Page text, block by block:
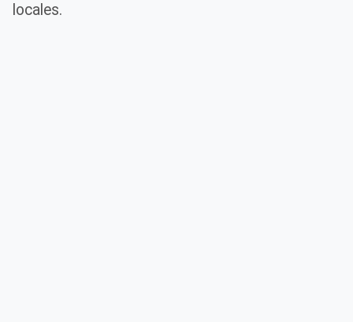
locales.